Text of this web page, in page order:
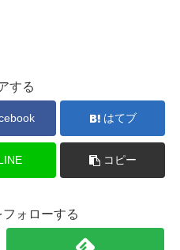
する
はてブ
コピー
ォローする